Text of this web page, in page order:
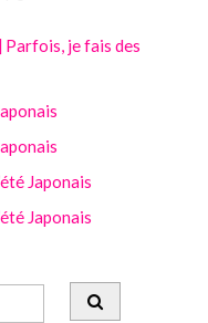
Parfois, je fais des
Japonais
Japonais